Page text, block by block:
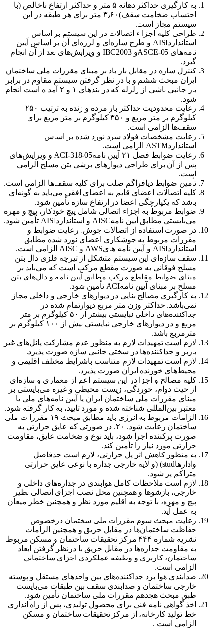
به کارگیری حداکثر دهانه ۵ متر و حداکثر ارتفاع ناخالص (با
احتساب ضخامت سقف)۳٫۶۰ متر برای هر طبقه در این
سیستم مجاز است.
طراحی کلیه اجزا ء اتصالات در این سیستم بر اساس
استانداردAISI و طرح سازه‌ای و لرزه‌ای آن بر اساس آیین
نامه‌های ASCE-05و IBC2003 و ویرایش‌های بعد از آن انجام
گیرد.
کنترل سازه در مقابل بار باد بر مبنای مقررات ملی ساختمان
ایران مبحث ششم و با در نظر گرفتن سیستم مقاوم در برابر
بار جانبی ناشی از زلزله که در بندهای ۱ و ۲ آمد ه است انجام
شود.
رعایت محدودیت حداکثر بار مرده و زنده به ترتیب ۲۵۰
کیلوگرم بر متر مربع و ۳۵۰ کیلوگرم بر متر مربع برای
سقف‌ها الزامی است.
رعایت مشخصات فولاد سرد نورد شده بر اساس
استانداردASTM الزامی است.
رعایت ضوابط فصل ۲۱ آیین نامهACI-318-05 و ویرایش‌های
پس از آن برای طراحی دیوارهای برشی بتن مسلح الزامی
است.
تأمین ضوابط دیافراگم صلب برای کلیه سقف‌ها الزامی است.
کلیه اتصالات اعضای قایم به اعضای افقی می‌باید به گونه‌ای
باشد که یکپارچگی اعضا در ارتفاع سازه تأمین شود.
ضوابط مربوط به اجزاء اتصالی شامل پیچ خودکار، پیچ و مهره
می‌بایستی مطابق آیین نامهAISC و استانداردAISI تأمین شود.
در صورت استفاده از اتصالات جوش، رعایت ضوابط و
مقررات مربوط به جوشکاری اعضای نورد شده مطابق
استانداردAISI و آیین نامه هایAWS و AISC الزامی است.
سقف سازه‌ای این سیستم متشکل از تیرچه فلزی دال بتن
مسلح فوقانی به صورت مقطع مرکب است که می‌باید بر
مبنای ضوابط مقاطع مرکب مطابق آیین نامه و دال‌های بتن
مسلح بر مبنای آیین نامهACI تأمین شود.
به کارگیری مصالح بنایی در دیوارهای خارجی و داخلی مجاز
نمی‌باشد. حداکثر وزن متر مربع دیوارتمام شده در
جداکننده‌های داخلی نبایستی بیشتر از ۵۰ کیلوگرم بر متر
مربع و در دیوارهای خارجی نبایستی بیش از ۱۰۰ کیلوگرم بر
مترمربع باشد.
لازم است تمهیدات لازم به منظور عدم مشارکت پانل‌های غیر
باربر و جداکننده‌ها در سختی جانبی سازه صورت پذیرد.
لازم است تمهیدات لازم متناسب باشرایط مختلف اقلیمی و
محیط‌های خورنده ایران صورت پذیرد.
کلیه مصالح و اجزا در این سیستم اعم از معماری و سازه‌ای
از حیث دوام، خوردگی، زیست محیطی و غیره می‌بایستی بر
مبنای مقررات ملی ساختمان ایران یا آیین نامه‌های ملی یا
معتبر بین‌المللی شناخته شده و مورد تایید، به کار گرفته شود.
الزامات مربوط به انرژی باید مطابق مبحث ۱۹ مقررا ت ملی
ساختمان رعایت شود. ۲۰. در صورتی که عایق حرارتی به
صورت پرکننده اجرا شود، باید نوع و ضخامت عایق، مقاومت
حرارتی مورد نیاز را تأمین کند.
به منظور کاهش اثر پل حرارتی، لازم است حدفاصل
وادارهاstud) (و لایه خارجی جداره با نوعی عایق حرارتی
متراکم پر شود.
لازم است ملاحظات کامل هوابندی در جداره‌های داخلی و
خارجی، بازشوها و همچنین محل نصب اجزای اتصالی نظیر
پیچ و مهره، با توجه به اقلیم مورد نظر و همچنین خطر میعان
به عمل آید.
رعایت مبحث سوم مقررات ملی سختمان درخصوص
حفاظت ساختمان‌ها در مقابل حریق و همچنین الزامات
نشریه شماره ۴۴۴ مرکز تحقیقات ساختمان و مسکن مربوط
به مقاومت جداره‌ها در مقابل حریق با درنظر گرفتن ابعاد
ساختمان، کاربری و وظیفه عملکردی اجزای ساختمانی
الزامی است.
صدابندی هوا برد جداکننده‌های بین واحدهای مستقل و پوسته
خارجی ساختمان و صدابندی سقف بین طبقات می‌بایست
طبق مبحث هجدهم مقررات ملی ساختمان تأمین شود.
اخذ گواهی نامه فنی برای محصول تولیدی، پس از راه اندازی
خط تولید کارخانه، از مرکز تحقیقات ساختمان و مسکن
الزامی است .